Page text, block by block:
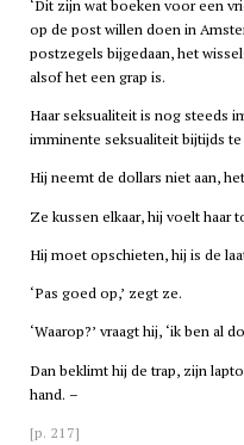
‘Dit zijn wat boeken voor een
op de post willen doen in
postzegels bijgedaan, het
alsof het een grap is.
Haar seksualiteit is nog steeds
imminente seksualiteit bijtijds te
Hij neemt de dollars niet aan,
Ze kussen elkaar, hij voelt haar
Hij moet opschieten, hij is de
‘Pas goed op,’ zegt ze.
‘Waarop?’ vraagt hij, ‘ik ben al
Dan beklimt hij de trap, zijn
hand. –
[p. 217]